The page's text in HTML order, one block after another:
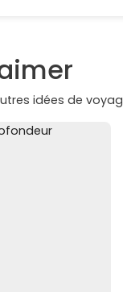
idées de